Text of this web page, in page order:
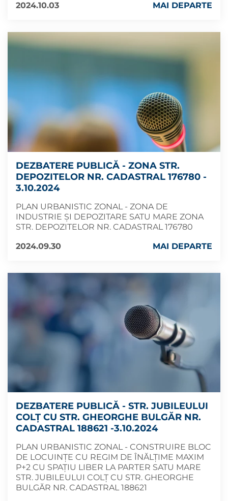
2024.10.03
MAI DEPARTE
DEZBATERE PUBLICĂ - ZONA STR.
DEPOZITELOR NR. CADASTRAL 176780 -
3.10.2024
PLAN URBANISTIC ZONAL - ZONA DE
INDUSTRIE ȘI DEPOZITARE SATU MARE ZONA
STR. DEPOZITELOR NR. CADASTRAL 176780
2024.09.30
MAI DEPARTE
DEZBATERE PUBLICĂ - STR. JUBILEULUI
COLȚ CU STR. GHEORGHE BULGĂR NR.
CADASTRAL 188621 -3.10.2024
PLAN URBANISTIC ZONAL - CONSTRUIRE BLOC
DE LOCUINȚE CU REGIM DE ÎNĂLȚIME MAXIM
P+2 CU SPAȚIU LIBER LA PARTER SATU MARE
STR. JUBILEULUI COLȚ CU STR. GHEORGHE
BULGĂR NR. CADASTRAL 188621